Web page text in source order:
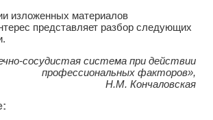
изложенных материалов
представляет разбор следующих
сосудистая система при действии
профессиональных факторов»,
Н.М. Кончаловская